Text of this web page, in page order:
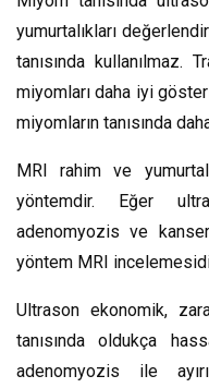
yumurtalıkları
tanısında kullanılmaz.
miyomları daha iyi
miyomların tanısında
MRI rahim ve
yöntemdir. Eğer
adenomyozis ve
yöntem MRI
Ultrason ekonomik,
tanısında oldukça
adenomyozis ile